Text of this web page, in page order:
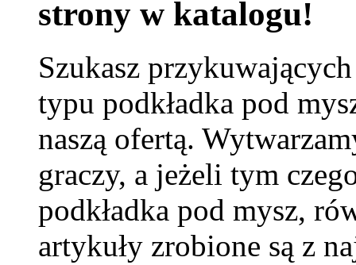
strony w katalogu!
Szukasz
typu podkładka pod
naszą ofertą.
graczy, a jeżeli tym
podkładka pod mysz,
artykuły zrobione są z